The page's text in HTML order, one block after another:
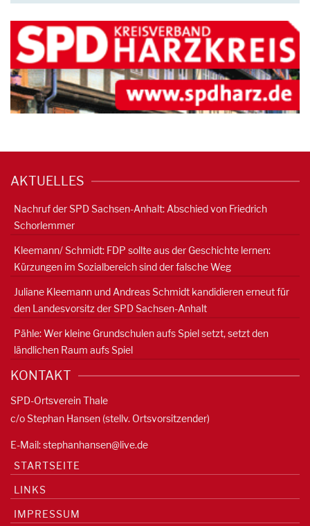
AKTUELLES
Nachruf der SPD Sachsen-Anhalt: Abschied von Friedrich
Schorlemmer
Kleemann/ Schmidt: FDP sollte aus der Geschichte lernen:
Kürzungen im Sozialbereich sind der falsche Weg
Juliane Kleemann und Andreas Schmidt kandidieren erneut für
den Landesvorsitz der SPD Sachsen-Anhalt
Pähle: Wer kleine Grundschulen aufs Spiel setzt, setzt den
ländlichen Raum aufs Spiel
KONTAKT
SPD-Ortsverein Thale
c/o Stephan Hansen (stellv. Ortsvorsitzender)
E-Mail:stephanhansen@live.de
STARTSEITE
LINKS
IMPRESSUM